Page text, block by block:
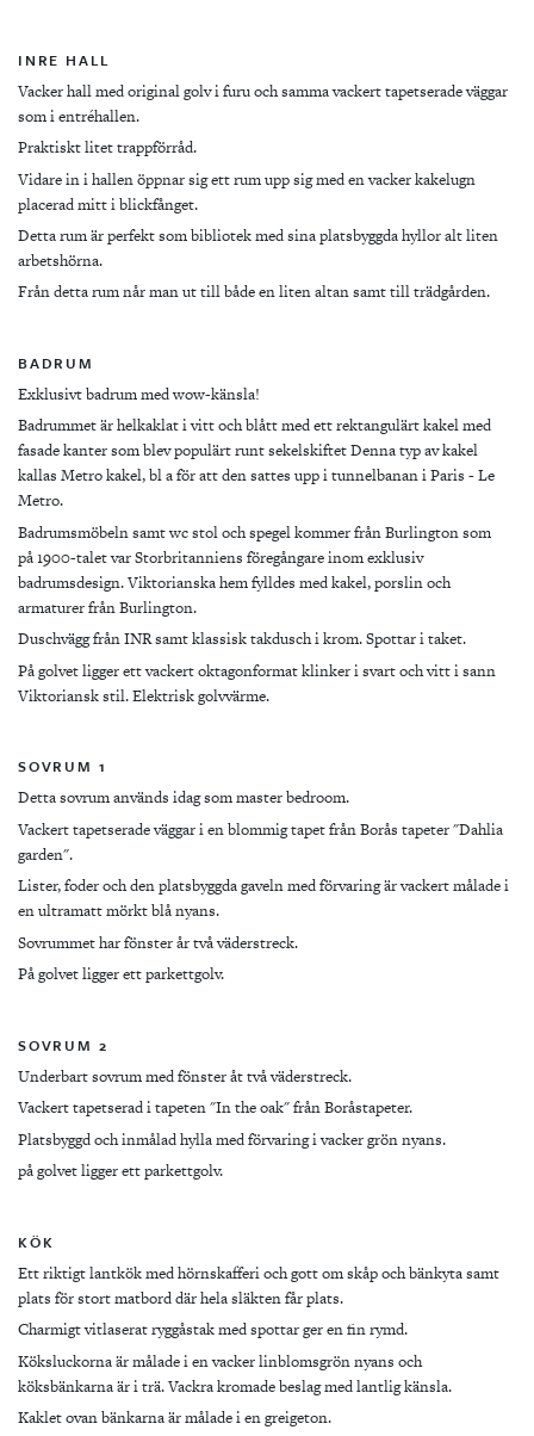
INRE HALL
Vacker hall med original golv i furu och samma vackert tapetserade väggar
som i entréhallen.
Praktiskt litet trappförråd.
Vidare in i hallen öppnar sig ett rum upp sig med en vacker kakelugn
placerad mitt i blickfånget.
Detta rum är perfekt som bibliotek med sina platsbyggda hyllor alt liten
arbetshörna.
Från detta rum når man ut till både en liten altan samt till trädgården.
BADRUM
Exklusivt badrum med wow-känsla!
Badrummet är helkaklat i vitt och blått med ett rektangulärt kakelmed
fasade kanter som blev populärt runt sekelskiftet Denna typ av kakel
kallas Metro kakel, bl a för att den sattes upp i tunnelbanan i Paris - Le
Metro.
Badrumsmöbeln samt wc stol och spegel kommer från Burlington som
på1900-talet var Storbritanniens föregångare inom exklusiv
badrumsdesign. Viktorianska hem fylldes med kakel, porslin och
armaturer från Burlington.
Duschvägg från INR samt klassisk takdusch i krom. Spottar i taket.
På golvet ligger ett vackert oktagonformat klinker i svart och vitt i sann
Viktoriansk stil. Elektrisk golvvärme.
SOVRUM 1
Detta sovrum används idag som master bedroom.
Vackert tapetserade väggar i en blommig tapet från Borås tapeter "Dahlia
garden".
Lister, foder och den platsbyggda gaveln med förvaring är vackert målade i
en ultramatt mörkt blå nyans.
Sovrummet har fönster år två väderstreck.
På golvet ligger ett parkettgolv.
SOVRUM 2
Underbart sovrum med fönster åt två väderstreck.
Vackert tapetserad i tapeten "In the oak" från Boråstapeter.
Platsbyggd och inmålad hylla med förvaring i vacker grön nyans.
på golvet ligger ett parkettgolv.
KÖK
Ett riktigt lantkök med hörnskafferi och gott om skåp och bänkyta samt
plats för stort matbord där hela släkten får plats.
Charmigt vitlaserat ryggåstak med spottar ger en fin rymd.
Köksluckorna är målade i en vacker linblomsgrön nyans och
köksbänkarna är i trä. Vackra kromade beslag med lantlig känsla.
Kaklet ovan bänkarna är målade i en greigeton.